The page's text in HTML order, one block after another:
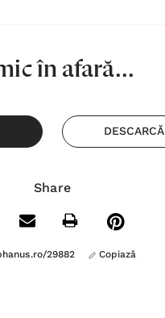
în afară...
DESCARCĂ
Share
29882 Copiază